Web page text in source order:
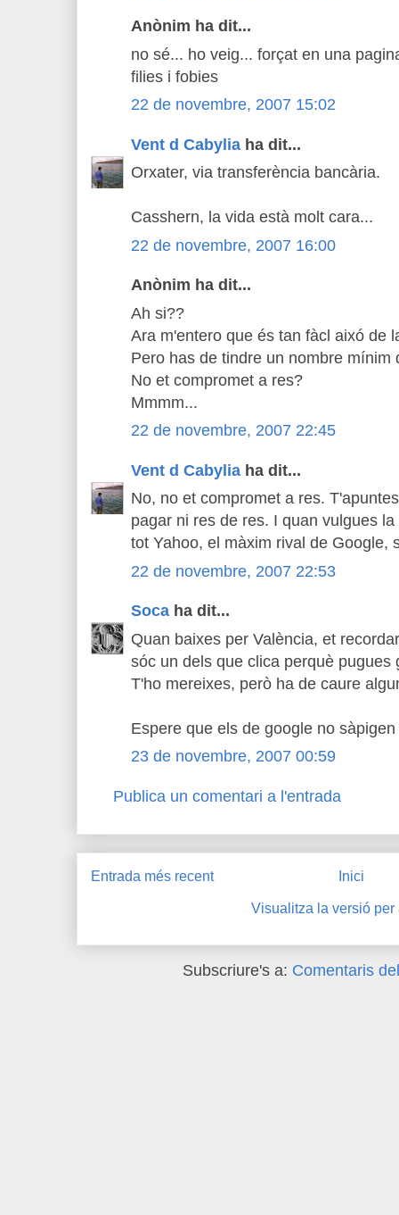
Anònim ha dit...
no sé... ho veig... forçat en una
filies i fobies
22 de novembre, 2007 15:02
Vent d Cabylia ha dit...
Orxater, via transferència bancària.
Casshern, la vida està molt cara...
22 de novembre, 2007 16:00
Anònim ha dit...
Ah si??
Ara m'entero que és tan fàcl aixó de
Pero has de tindre un nombre mínim
No et compromet a res?
Mmmm...
22 de novembre, 2007 22:45
Vent d Cabylia ha dit...
No, no et compromet a res.
pagar ni res de res. I quan vulgues
tot Yahoo, el màxim rival de Google,
22 de novembre, 2007 22:53
Soca ha dit...
Quan baixes per València, et
sóc un dels que clica perquè pugues
T'ho mereixes, però ha de caure
Espere que els de google no
23 de novembre, 2007 00:59
Publica un comentari a l'entrada
Entrada més recent Inici
Visualitza la versió per
Subscriure's a: Comentaris